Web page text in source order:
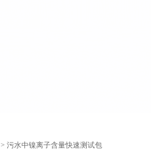
> 污水中镍离子含量快速测试包